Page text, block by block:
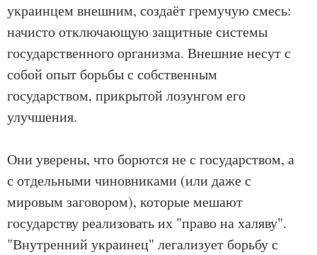
украинцем внешним, создаёт гремучую смесь:
начисто отключающую защитные системы
государственного организма. Внешние несут с
собой опыт борьбы с собственным
государством, прикрытой лозунгом его
улучшения.
Они уверены, что борются не с государством, а
с отдельными чиновниками (или даже с
мировым заговором), которые мешают
государству реализовать их "право на халяву".
"Внутренний украинец" легализует борьбу с